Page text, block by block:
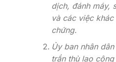
dịch, đánh máy,
và các việc
chứng.
Ủy ban nhân
trần thù lao